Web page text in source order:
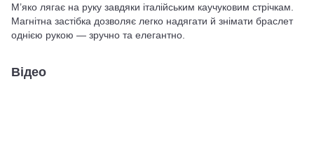
М’яко лягає на руку завдяки італійським каучуковим стрічкам.
Магнітна застібка дозволяє легко надягати й знімати браслет
однією рукою — зручно та елегантно.
Відео